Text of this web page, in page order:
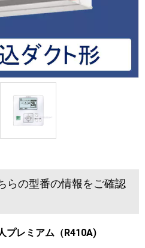
らの型番の情報をご確認
プレミアム（R410A)